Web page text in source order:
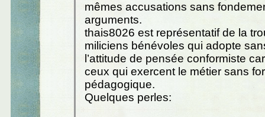
mêmes accusations sans
arguments.
thais8026 est représentatif de la
miliciens bénévoles qui adopte
l’attitude de pensée conformiste
ceux qui exercent le métier sans
pédagogique.
Quelques perles: